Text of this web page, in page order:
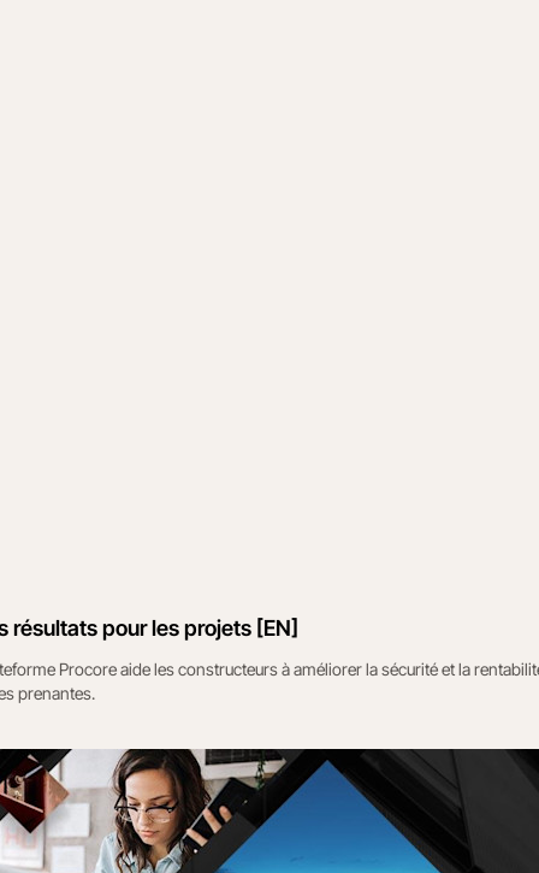
résultats pour les projets [EN]
Procore aide les constructeurs à améliorer la sécurité et la
prenantes.